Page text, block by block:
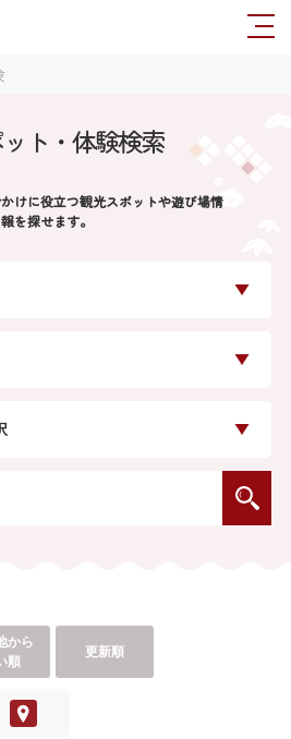
ト・体験検索
けに役立つ観光スポットや遊び場情
報を探せます。
から
順
更新順